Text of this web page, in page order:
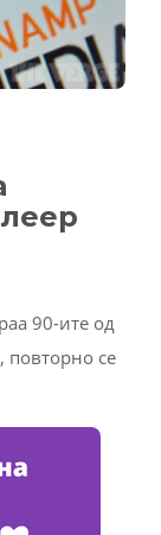
90-ите од
повторно се